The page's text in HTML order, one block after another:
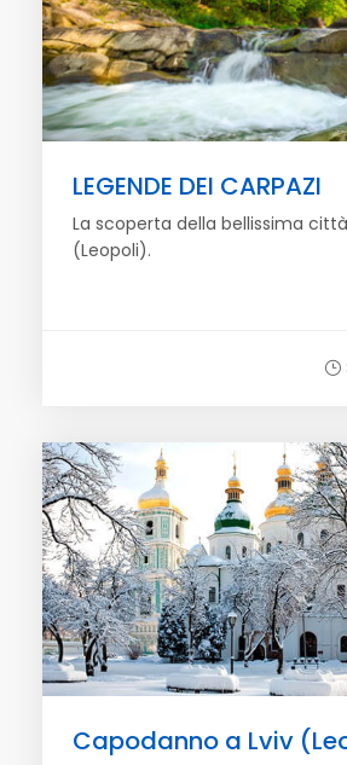
LEGENDE DEI CARPAZI
La scoperta della bellissima
(Leopoli).
Capodanno a Lviv